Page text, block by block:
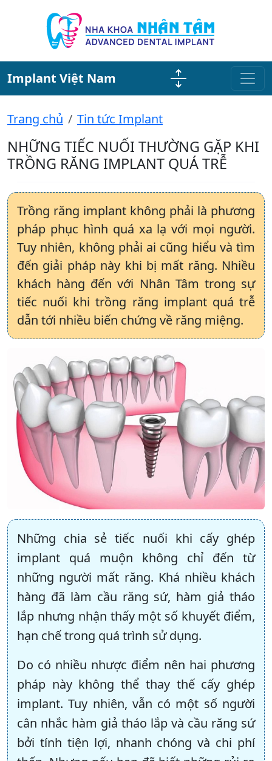
Implant Việt Nam
Trang chủ Tin tức Implant
NHỮNG TIẾC NUỐI THƯỜNG GẶP KHI
TRỒNG RĂNG IMPLANT QUÁ TRỄ
Trồng răng implant không phải là phương
pháp phục hình quá xa lạ với mọi người.
Tuy nhiên, không phải ai cũng hiểu và tìm
đến giải pháp này khi bị mất răng. Nhiều
khách hàng đến với Nhân Tâm trong sự
tiếc nuối khi trồng răng implant quá trễ
dẫn tới nhiều biến chứng về răng miệng.
Những chia sẻ tiếc nuối khi cấy ghép
implant quá muộn không chỉ đến từ
những người mất răng. Khá nhiều khách
hàng đã làm cầu răng sứ, hàm giả tháo
lắp nhưng nhận thấy một số khuyết điểm,
hạn chế trong quá trình sử dụng.
Do có nhiều nhược điểm nên hai phương
pháp này không thể thay thế cấy ghép
implant. Tuy nhiên, vẫn có một số người
cân nhắc hàm giả tháo lắp và cầu răng sứ
bởi tính tiện lợi, nhanh chóng và chi phí